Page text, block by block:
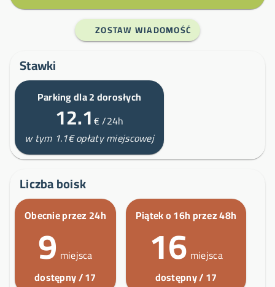
ZOSTAW WIADOMOŚĆ
Stawki
Parking dla 2 dorosłych
12.1€/24h
w tym 1.1€ opłaty miejscowej
Liczba boisk
Obecnie przez 24h
9 miejsca
dostępny / 17
Piątek o 16h przez 48h
16 miejsca
dostępny / 17